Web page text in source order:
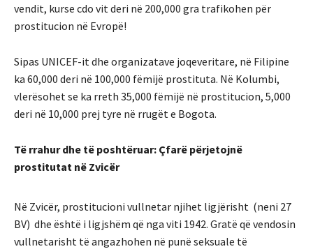
vendit, kurse cdo vit deri në 200,000 gra trafikohen për
prostitucion në Evropë!
Sipas UNICEF-it dhe organizatave joqeveritare, në Filipine
ka 60,000 deri në 100,000 fëmijë prostituta. Në Kolumbi,
vlerësohet se ka rreth 35,000 fëmijë në prostitucion, 5,000
deri në 10,000 prej tyre në rrugët e Bogota.
Të rrahur dhe të poshtëruar: Çfarë përjetojnë
prostitutat në Zvicër
Në Zvicër, prostitucioni vullnetar njihet ligjërisht (neni 27
BV) dhe është i ligjshëm që nga viti 1942. Gratë që vendosin
vullnetarisht të angazhohen në punë seksuale të